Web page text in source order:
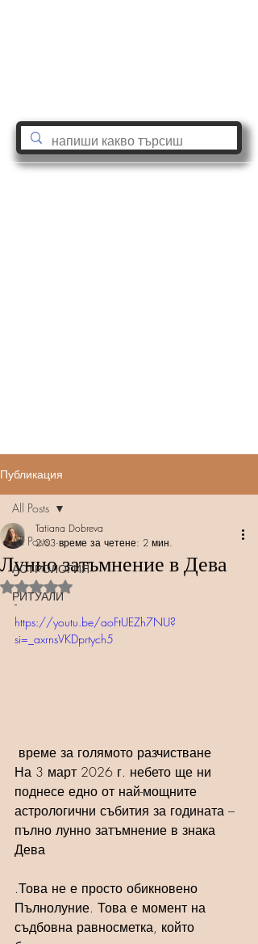
Публикация
All Posts
АСТРОЛОГИЯ
РИТУАЛИ
All Posts
Лунно затъмнение в Дева
Tatiana Dobreva
2.03 време за четене: 2 мин.
Оценено с NaN от 5 звезди.
-
https://youtu.be/aoFtUEZh7NU?
si=_axrnsVKDprtych5
време за голямото разчистване
На 3 март 2026 г. небето ще ни
поднесе едно от най-мощните
астрологични събития за годината –
пълно лунно затъмнение в знака
Дева
.Това не е просто обикновено
Пълнолуние. Това е момент на
съдбовна равносметка, който